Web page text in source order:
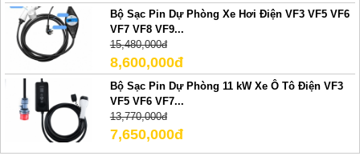
Bộ Sạc Pin Dự Phòng Xe Hơi Điện VF3 VF5 VF6
VF7 VF8 VF9...
15,480,000đ
8,600,000đ
Bộ Sạc Pin Dự Phòng 11 kW Xe Ô Tô Điện VF3
VF5 VF6 VF7...
13,770,000đ
7,650,000đ